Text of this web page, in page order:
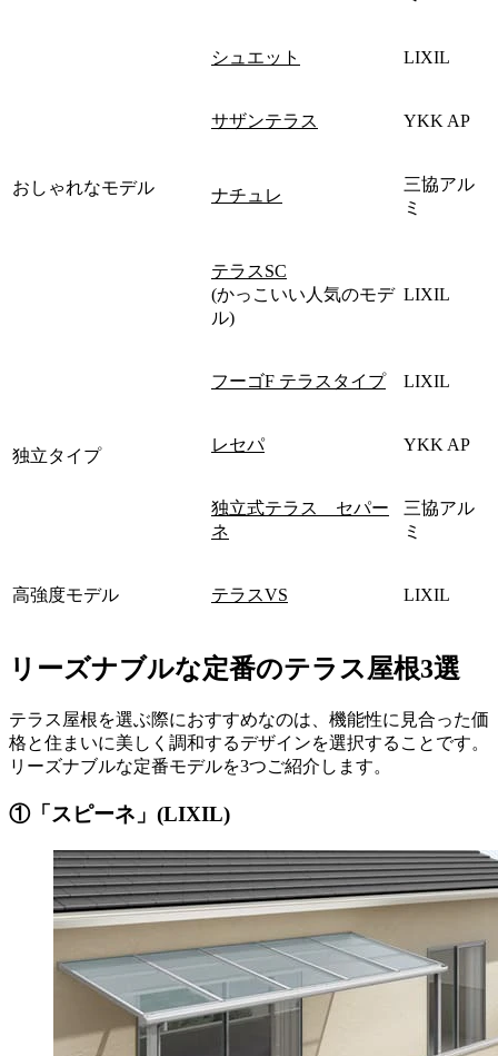
おしゃれなモデル
シュエット LIXIL
サザンテラス YKK AP
ナチュレ
三協アル
ミ
テラスSC
(かっこいい人気のモデ
ル)
LIXIL
独立タイプ
フーゴF テラスタイプ LIXIL
レセパ YKK AP
独立式テラス セパー
ネ
三協アル
ミ
高強度モデル テラスVS LIXIL
リーズナブルな定番のテラス屋根3選
テラス屋根を選ぶ際におすすめなのは、機能性に見合った価
格と住まいに美しく調和するデザインを選択することです。
リーズナブルな定番モデルを3つご紹介します。
①「スピーネ」(LIXIL)